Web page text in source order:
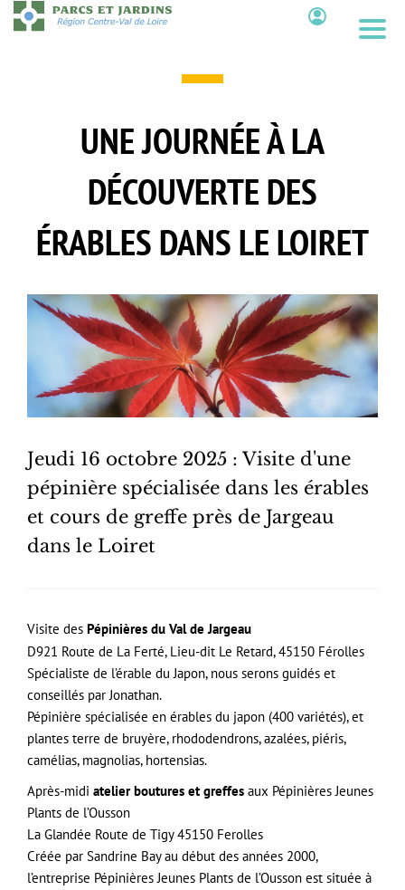
Aller
au
UNE JOURNÉE À LA
DÉCOUVERTE DES
ÉRABLES DANS LE LOIRET
Jeudi 16 octobre 2025 : Visite d'une
pépinière spécialisée dans les érables
et cours de greffe près de Jargeau
dans le Loiret
Visite des Pépinières du Val de Jargeau
D921 Route de La Ferté, Lieu-dit Le Retard, 45150 Férolles
Spécialiste de l’érable du Japon, nous serons guidés et
conseillés par Jonathan.
Pépinière spécialisée en érables du japon (400 variétés), et
plantes terre de bruyère, rhododendrons, azalées, piéris,
camélias, magnolias, hortensias.
Après-midi atelier boutures et greffes aux Pépinières Jeunes
Plants de l’Ousson
La Glandée Route de Tigy 45150 Ferolles
Créée par Sandrine Bay au début des années 2000,
l’entreprise Pépinières Jeunes Plants de l’Ousson est située à